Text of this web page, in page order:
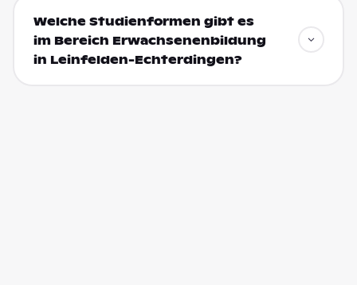
Welche Studienformen gibt es
im Bereich Erwachsenenbildung
in Leinfelden-Echterdingen?